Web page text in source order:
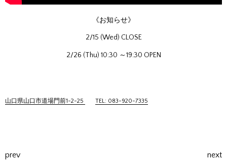
《お知らせ》
2/15 (Wed) CLOSE
2/26 (Thu) 10:30 ～19:30 OPEN
山口県山口市道場門前1-2-25 TEL: 083-920-7335
prev next